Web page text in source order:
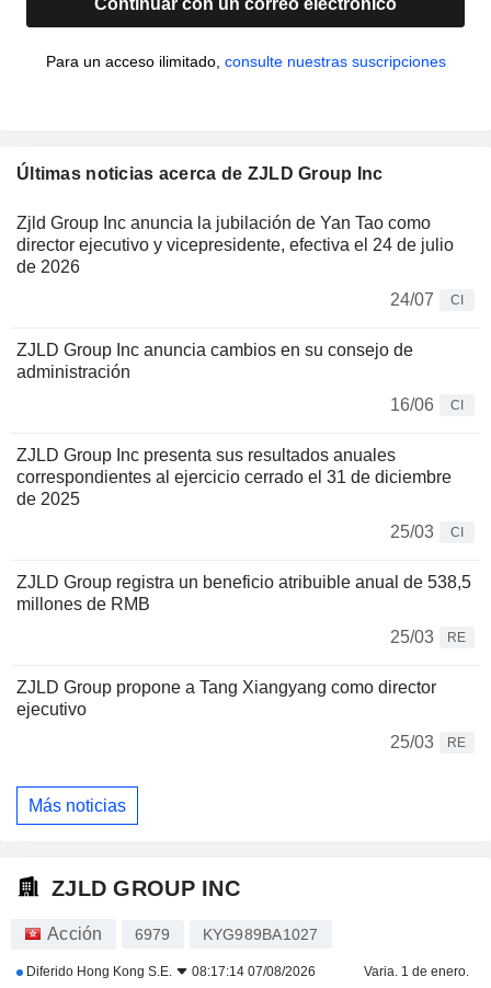
Continuar con un correo electrónico
Para un acceso ilimitado, consulte nuestras suscripciones
Últimas noticias acerca de ZJLD Group Inc
Zjld Group Inc anuncia la jubilación de Yan Tao como
director ejecutivo y vicepresidente, efectiva el 24 de julio
de 2026
24/07
CI
ZJLD Group Inc anuncia cambios en su consejo de
administración
16/06
CI
ZJLD Group Inc presenta sus resultados anuales
correspondientes al ejercicio cerrado el 31 de diciembre
de 2025
25/03
CI
ZJLD Group registra un beneficio atribuible anual de 538,5
millones de RMB
25/03
RE
ZJLD Group propone a Tang Xiangyang como director
ejecutivo
25/03
RE
Más noticias
ZJLD GROUP INC
Acción 6979 KYG989BA1027
Diferido Hong Kong S.E. 08:17:14 07/08/2026 Varia. 1 de enero.